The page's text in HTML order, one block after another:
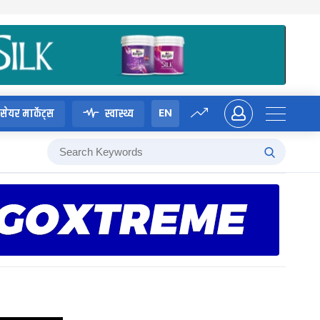
सेयर मार्केट्स स्वास्थ्य EN